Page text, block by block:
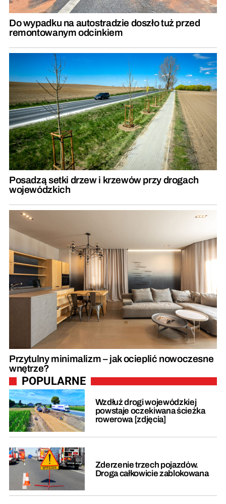
Do wypadku na autostradzie doszło tuż przed
remontowanym odcinkiem
Posadzą setki drzew i krzewów przy drogach
wojewódzkich
Przytulny minimalizm – jak ocieplić nowoczesne
wnętrze?
POPULARNE
Wzdłuż drogi wojewódzkiej
powstaje oczekiwana ścieżka
rowerowa [zdjęcia]
Zderzenie trzech pojazdów.
Droga całkowicie zablokowana